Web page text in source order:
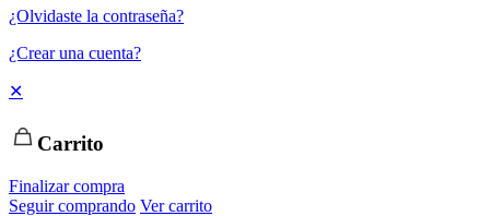
¿Olvidaste la contraseña?
¿Crear una cuenta?
✕
Carrito
Finalizar compra
Seguir comprando Ver carrito